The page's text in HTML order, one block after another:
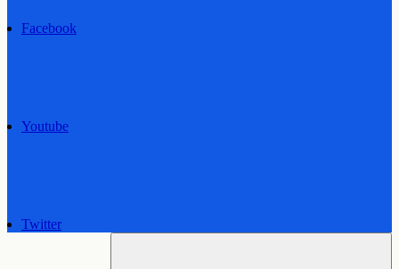
Facebook
Youtube
Twitter